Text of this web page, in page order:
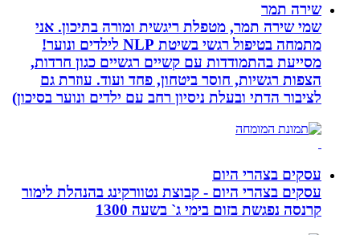
שירה תמר
שמי שירה תמר, מטפלת ריגשית ומורה בתיכון. אני
מתמחה בטיפול רגשי בשיטת NLP לילדים ונוער!
מסייעת בהתמודדות עם קשיים רגשיים כגון חרדות,
הצפות רגשיות, חוסר ביטחון, פחד ועוד. עוזרת גם
לציבור הדתי ובעלת ניסיון רחב עם ילדים ונוער בסיכון)
עסקים בצהרי היום
עסקים בצהרי היום - קבוצת נטוורקינג בהנהלת לימור
קרנסה נפגשת בזום בימי ג` בשעה 1300